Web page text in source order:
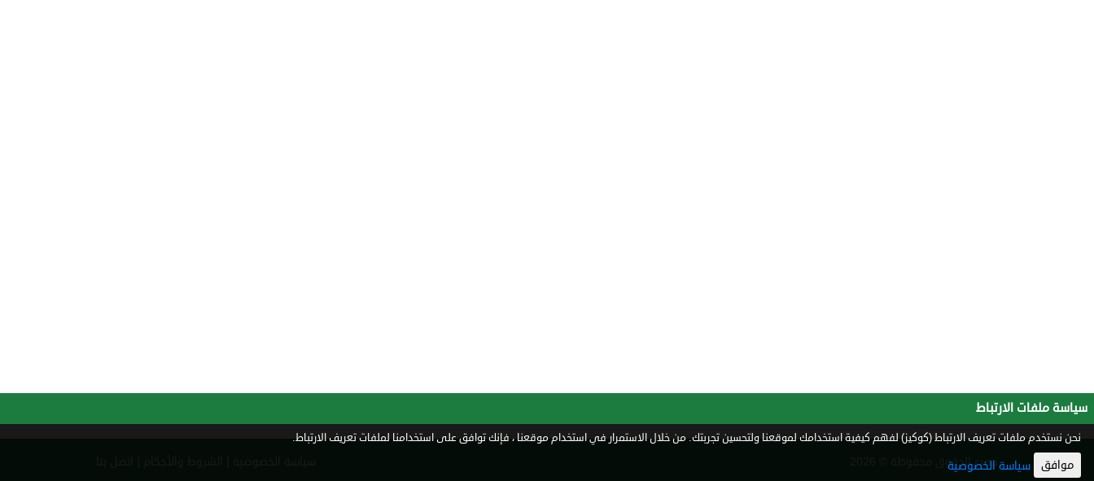
جميع الحقوق محفوظة © 2026
سياسة ملفات الارتباط
نحن نستخدم ملفات تعريف الارتباط (كوكيز) لفهم كيفية استخدامك لموقعنا ولتحسين تجربتك. من خلال الاستمرار في استخدام موقعنا ، فإنك توافق على استخدامنا لملفات تعريف الارتباط.
موافق سياسة الخصوصية